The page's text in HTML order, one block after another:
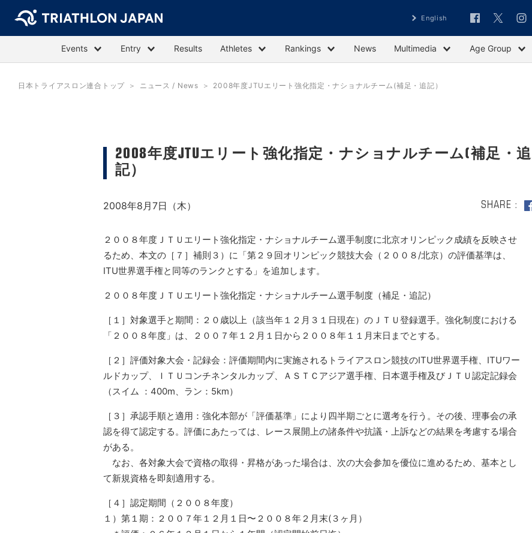
English
Events Entry Results Athletes Rankings News Multimedia Age Group
日本トライアスロン連合トップ ニュース / News 2008年度JTUエリート強化指定・ナショナルチーム(補足・追記）
2008年度JTUエリート強化指定・ナショナルチーム(補足・追
記）
2008年8月7日（木） SHARE
２００８年度ＪＴＵエリート強化指定・ナショナルチーム選手制度に北京オリンピック成績を反映させ
るため、本文の［７］補則３）に「第２９回オリンピック競技大会（２００８/北京）の評価基準は、
ITU世界選手権と同等のランクとする」を追加します。
２００８年度ＪＴＵエリート強化指定・ナショナルチーム選手制度（補足・追記）
［１］対象選手と期間：２０歳以上（該当年１２月３１日現在）のＪＴＵ登録選手。強化制度における
「２００８年度」は、２００７年１２月１日から２００８年１１月末日までとする。
［２］評価対象大会・記録会：評価期間内に実施されるトライアスロン競技のITU世界選手権、ITUワー
ルドカップ、ＩＴＵコンチネンタルカップ、ＡＳＴＣアジア選手権、日本選手権及びＪＴＵ認定記録会
（スイム ：400m、ラン：5km）
［３］承認手順と適用：強化本部が「評価基準」により四半期ごとに選考を行う。その後、理事会の承
認を得て認定する。評価にあたっては、レース展開上の諸条件や抗議・上訴などの結果を考慮する場合
がある。
なお、各対象大会で資格の取得・昇格があった場合は、次の大会参加を優位に進めるため、基本とし
て新規資格を即刻適用する。
［４］認定期間（２００８年度）
１）第１期：２００７年１２月１日〜２００８年２月末(３ヶ月）